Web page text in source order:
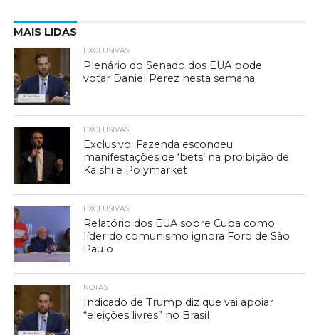
MAIS LIDAS
EXCLUSIVAS
Plenário do Senado dos EUA pode
votar Daniel Perez nesta semana
EXCLUSIVAS
Exclusivo: Fazenda escondeu
manifestações de ‘bets’ na proibição de
Kalshi e Polymarket
EXCLUSIVAS
Relatório dos EUA sobre Cuba como
líder do comunismo ignora Foro de São
Paulo
NOTAS
Indicado de Trump diz que vai apoiar
“eleições livres” no Brasil